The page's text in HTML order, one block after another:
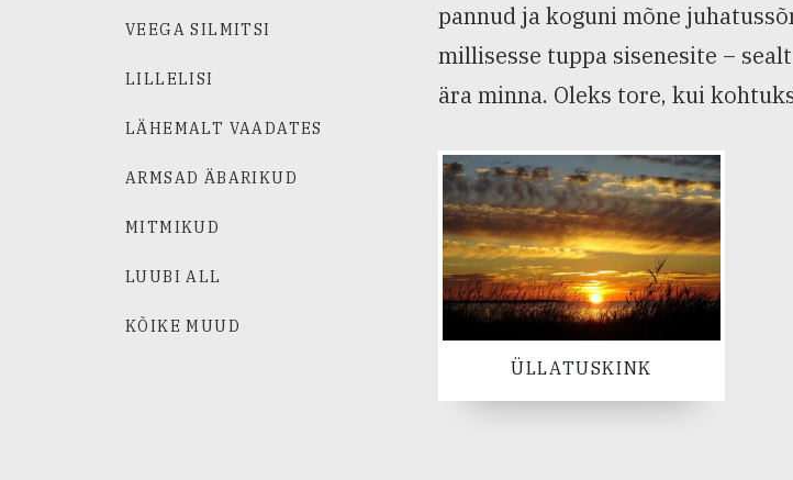
VEEGA SILMITSI
LILLELISI
LÄHEMALT VAADATES
ARMSAD ÄBARIKUD
MITMIKUD
LUUBI ALL
KÕIKE MUUD
pannud ja koguni mõne
millisesse tuppa sisenesite –
ära minna. Oleks tore, kui
ÜLLATUSKINK